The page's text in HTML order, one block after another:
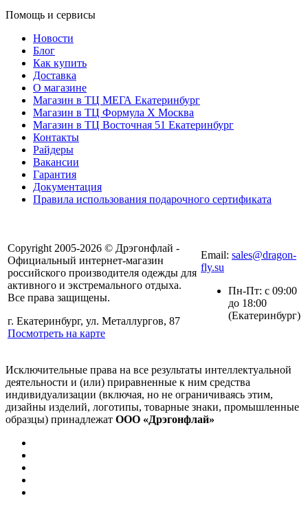
Помощь и сервисы
Новости
Блог
Как купить
Доставка
О магазине
Магазин в ТЦ МЕГА Екатеринбург
Магазин в ТЦ Формула X Москва
Магазин в ТЦ Восточная 51 Екатеринбург
Контакты
Райдеры
Вакансии
Гарантия
Документация
Правила использования подарочного сертификата
Copyright 2005-2026 © Дрэгонфлай -
Официальный интернет-магазин
российского производителя одежды для
активного и экстремального отдыха.
Все права защищены.
г. Екатеринбург, ул. Металлургов, 87
Посмотреть на карте
Email: sales@dragon-
fly.su
Пн-Пт: с 09:00
до 18:00
(Екатеринбург)
Исключительные права на все результаты интеллектуальной
деятельности и (или) приравненные к ним средства
индивидуализации (включая, но не ограничиваясь этим,
дизайны изделий, логотипы, товарные знаки, промышленные
образцы) принадлежат ООО «Дрэгонфлай»